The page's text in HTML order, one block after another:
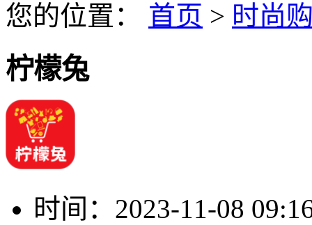
您的位置： 首页 > 时尚
柠檬兔
时间： 2023-11-08